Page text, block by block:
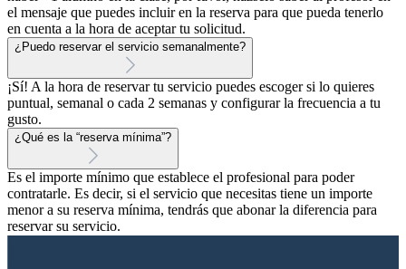
el mensaje que puedes incluir en la reserva para que pueda tenerlo
en cuenta a la hora de aceptar tu solicitud.
¿Puedo reservar el servicio semanalmente?
¡Sí! A la hora de reservar tu servicio puedes escoger si lo quieres
puntual, semanal o cada 2 semanas y configurar la frecuencia a tu
gusto.
¿Qué es la “reserva mínima”?
Es el importe mínimo que establece el profesional para poder
contratarle. Es decir, si el servicio que necesitas tiene un importe
menor a su reserva mínima, tendrás que abonar la diferencia para
reservar su servicio.